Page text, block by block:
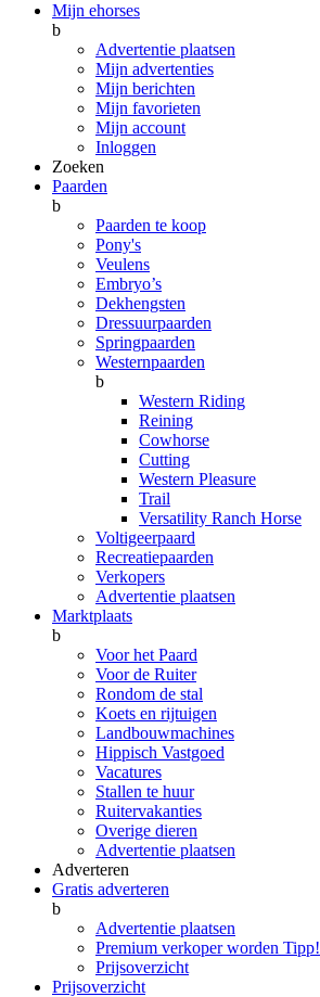
Mijn ehorses
b
Advertentie plaatsen
Mijn advertenties
Mijn berichten
Mijn favorieten
Mijn account
Inloggen
Zoeken
Paarden
b
Paarden te koop
Pony's
Veulens
Embryo’s
Dekhengsten
Dressuurpaarden
Springpaarden
Westernpaarden
b
Western Riding
Reining
Cowhorse
Cutting
Western Pleasure
Trail
Versatility Ranch Horse
Voltigeerpaard
Recreatiepaarden
Verkopers
Advertentie plaatsen
Marktplaats
b
Voor het Paard
Voor de Ruiter
Rondom de stal
Koets en rijtuigen
Landbouwmachines
Hippisch Vastgoed
Vacatures
Stallen te huur
Ruitervakanties
Overige dieren
Advertentie plaatsen
Adverteren
Gratis adverteren
b
Advertentie plaatsen
Premium verkoper worden Tipp!
Prijsoverzicht
Prijsoverzicht